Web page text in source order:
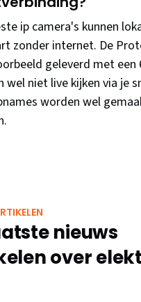
ip camera's kunnen
zonder internet. De
geleverd met een
wel niet live kijken via je
worden wel
nieuws
over